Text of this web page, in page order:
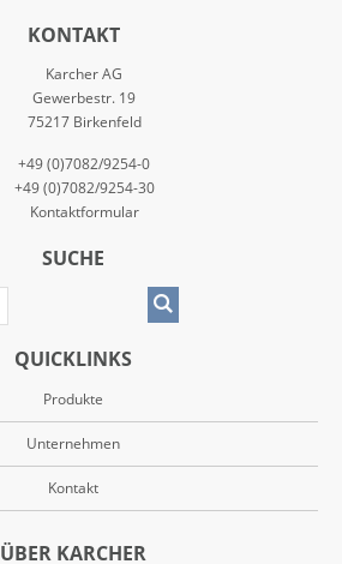
KONTAKT
Karcher AG
Gewerbestr. 19
75217 Birkenfeld
+49 (0)7082/9254-0
+49 (0)7082/9254-30
Kontaktformular
SUCHE
QUICKLINKS
Produkte
Unternehmen
Kontakt
ÜBER KARCHER